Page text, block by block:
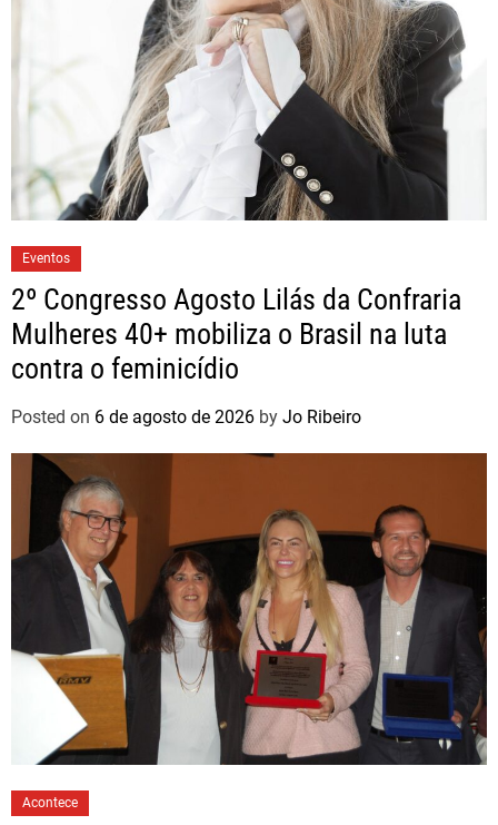
Eventos
2º Congresso Agosto Lilás da Confraria
Mulheres 40+ mobiliza o Brasil na luta
contra o feminicídio
Posted on 6 de agosto de 2026 by Jo Ribeiro
Acontece